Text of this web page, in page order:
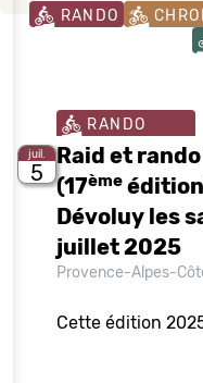
RANDO
juil.
5
RANDO
Raid et
(17ème
Dévoluy les
juillet 2025
Provence-Alpes-
Cette édition